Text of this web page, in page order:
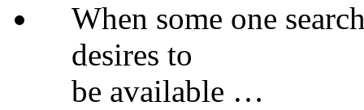
When some one
desires to
be available …